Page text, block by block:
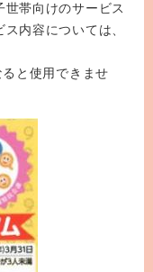
帯向けのサービス
内容については、
と使用できませ